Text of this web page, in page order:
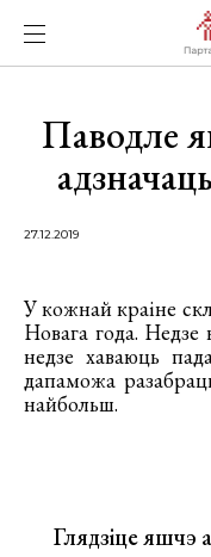
Паводле
27.12.2019
У кожнай краіне
Новага года.
недзе хаваюць
дапаможа
найбольш.
Глядзіце яшчэ